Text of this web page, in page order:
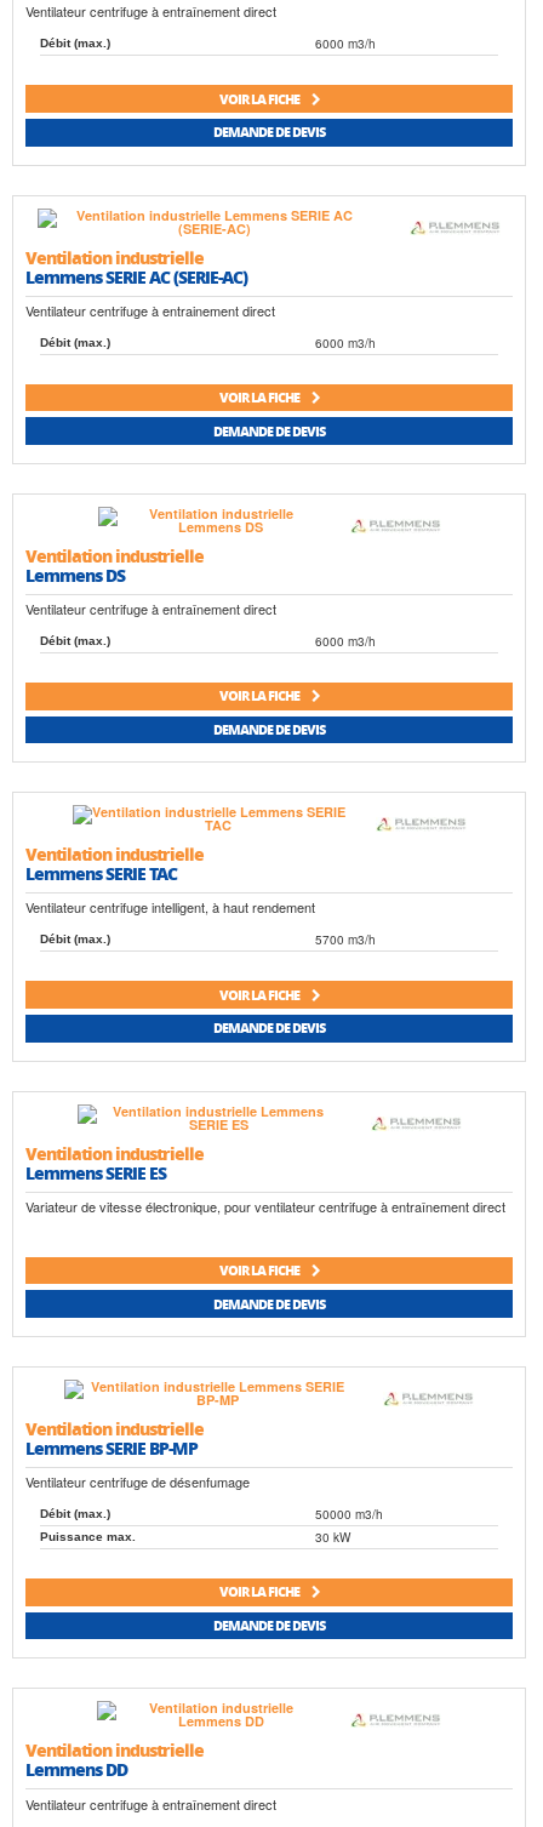
Ventilateur centrifuge à entraînement direct
Débit (max.) 6000 m3/h
VOIR LA FICHE
DEMANDE DE DEVIS
Ventilation industrielle
Lemmens SERIE AC (SERIE-AC)
Ventilateur centrifuge à entrainement direct
Débit (max.) 6000 m3/h
VOIR LA FICHE
DEMANDE DE DEVIS
Ventilation industrielle
Lemmens DS
Ventilateur centrifuge à entraînement direct
Débit (max.) 6000 m3/h
VOIR LA FICHE
DEMANDE DE DEVIS
Ventilation industrielle
Lemmens SERIE TAC
Ventilateur centrifuge intelligent, à haut rendement
Débit (max.) 5700 m3/h
VOIR LA FICHE
DEMANDE DE DEVIS
Ventilation industrielle
Lemmens SERIE ES
Variateur de vitesse électronique, pour ventilateur centrifuge à entraînement direct
VOIR LA FICHE
DEMANDE DE DEVIS
Ventilation industrielle
Lemmens SERIE BP-MP
Ventilateur centrifuge de désenfumage
Débit (max.) 50000 m3/h
Puissance max. 30 kW
VOIR LA FICHE
DEMANDE DE DEVIS
Ventilation industrielle
Lemmens DD
Ventilateur centrifuge à entraînement direct